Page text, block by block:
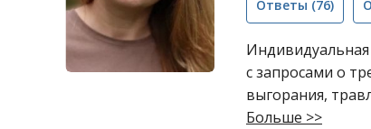
Ответы (76)
с запросами о
выгорания,
Больше >>